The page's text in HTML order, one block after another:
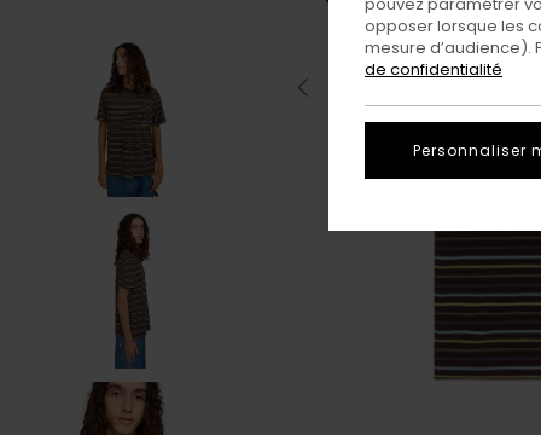
opposer lorsque les
mesure d’audience).
de confidentialité
Personnaliser